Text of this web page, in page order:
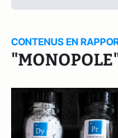
CONTENUS EN